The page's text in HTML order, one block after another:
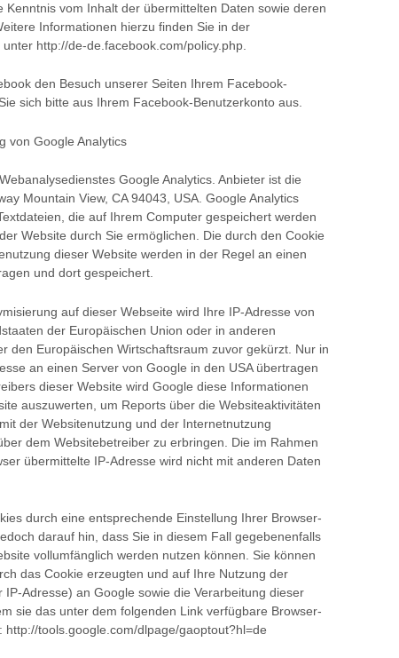
Kenntnis vom Inhalt der übermittelten Daten sowie deren
Informationen hierzu finden Sie in der
http://de-de.facebook.com/policy.php.
den Besuch unserer Seiten Ihrem Facebook-
sich bitte aus Ihrem Facebook-Benutzerkonto aus.
von Google Analytics
Google Analytics. Anbieter ist die
Mountain View, CA 94043, USA. Google Analytics
die auf Ihrem Computer gespeichert werden
Website durch Sie ermöglichen. Die durch den Cookie
dieser Website werden in der Regel an einen
und dort gespeichert.
auf dieser Webseite wird Ihre IP-Adresse von
der Europäischen Union oder in anderen
den Europäischen Wirtschaftsraum zuvor gekürzt. Nur in
an einen Server von Google in den USA übertragen
dieser Website wird Google diese Informationen
auszuwerten, um Reports über die Websiteaktivitäten
der Websitenutzung und der Internetnutzung
dem Websitebetreiber zu erbringen. Die im Rahmen
übermittelte IP-Adresse wird nicht mit anderen Daten
durch eine entsprechende Einstellung Ihrer Browser-
darauf hin, dass Sie in diesem Fall gegebenenfalls
vollumfänglich werden nutzen können. Sie können
das Cookie erzeugten und auf Ihre Nutzung der
Adresse) an Google sowie die Verarbeitung dieser
sie das unter dem folgenden Link verfügbare Browser-
tools.google.com/dlpage/gaoptout?hl=de